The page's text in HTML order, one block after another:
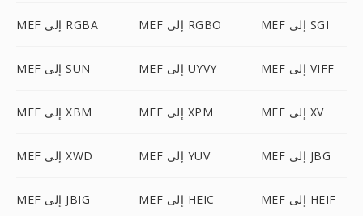
MEF إلى RGBA MEF إلى RGBO MEF إلى SGI
MEF إلى SUN MEF إلى UYVY MEF إلى VIFF
MEF إلى XBM MEF إلى XPM MEF إلى XV
MEF إلى XWD MEF إلى YUV MEF إلى JBG
MEF إلى JBIG MEF إلى HEIC MEF إلى HEIF